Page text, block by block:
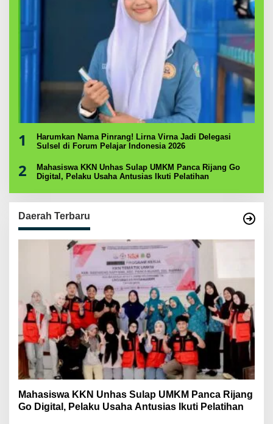
1
Harumkan Nama Pinrang! Lirna Virna Jadi Delegasi
Sulsel di Forum Pelajar Indonesia 2026
2
Mahasiswa KKN Unhas Sulap UMKM Panca Rijang Go
Digital, Pelaku Usaha Antusias Ikuti Pelatihan
Daerah Terbaru
Mahasiswa KKN Unhas Sulap UMKM Panca Rijang
Go Digital, Pelaku Usaha Antusias Ikuti Pelatihan